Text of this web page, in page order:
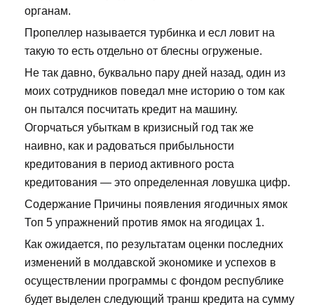
органам.
Пропеллер называется турбинка и есл ловит на
такую то есть отдельно от блесны огруженые.
Не так давно, буквально пару дней назад, один из
моих сотрудников поведал мне историю о том как
он пытался посчитать кредит на машину.
Огорчаться убыткам в кризисный год так же
наивно, как и радоваться прибыльности
кредитования в период активного роста
кредитования — это определенная ловушка цифр.
Содержание Причины появления ягодичных ямок
Топ 5 упражнений против ямок на ягодицах 1.
Как ожидается, по результатам оценки последних
изменений в молдавской экономике и успехов в
осуществлении программы с фондом республике
будет выделен следующий транш кредита на сумму